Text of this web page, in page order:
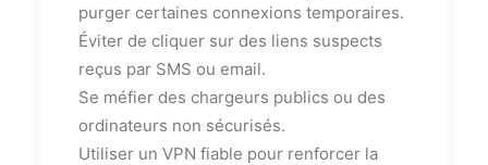
purger certaines connexions temporaires.
Éviter de cliquer sur des liens suspects
reçus par SMS ou email.
Se méfier des chargeurs publics ou des
ordinateurs non sécurisés.
Utiliser un VPN fiable pour renforcer la